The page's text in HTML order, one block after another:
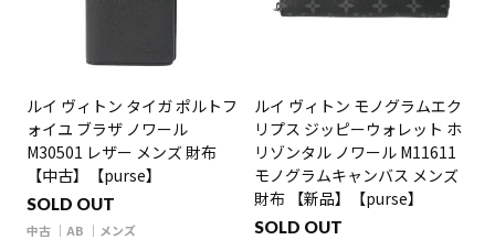
ルイ ヴィトン タイガ ポルトフ
ォイユ ブラザ ノワール
M30501 レザー メンズ 財布
【中古】【purse】
SOLD OUT
中古 AB メンズ
ルイ ヴィトン モノグラムエク
リプス ジッピーウォレット ホ
リゾンタル ノワール M11611
モノグラムキャンバス メンズ
財布 【新品】【purse】
SOLD OUT